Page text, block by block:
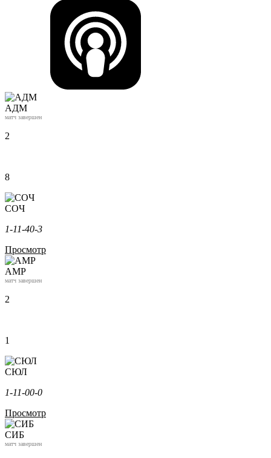
АДМ
матч завершен
2
8
СОЧ
1-11-40-3
Просмотр
АМР
матч завершен
2
1
СЮЛ
1-11-00-0
Просмотр
СИБ
матч завершен